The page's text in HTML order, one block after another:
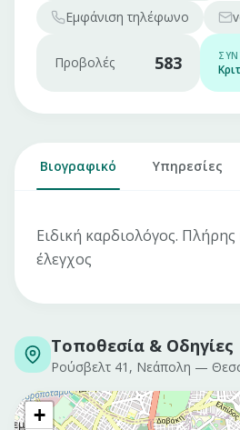
Εμφάνιση τηλέφωνο
Προβολές 583
Βιογραφικό Υπηρεσίες
Ειδική καρδιολόγος. Πλήρης
έλεγχος
Τοποθεσία & Οδηγίες
Ρούσβελτ 41, Νεάπολη —
+